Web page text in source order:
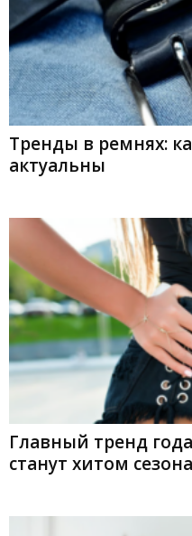
Тренды в ремнях:
актуальны
Главный тренд
станут хитом сезона